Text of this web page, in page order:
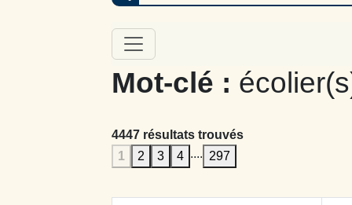
Mot-clé :
4447 résultats trouvés
1
2 3 4 .... 297